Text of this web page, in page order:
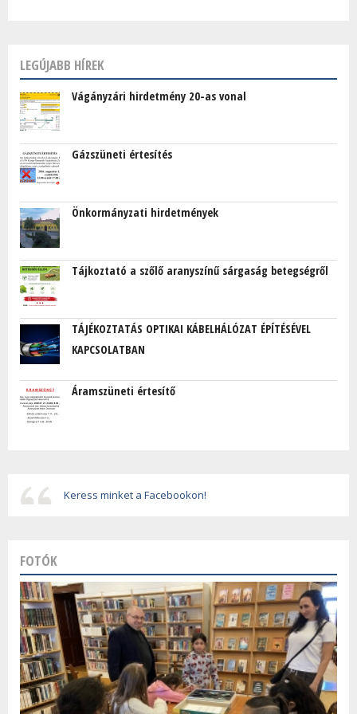
LEGÚJABB HÍREK
Vágányzári hirdetmény 20-as vonal
Gázszüneti értesítés
Önkormányzati hirdetmények
Tájkoztató a szőlő aranyszínű sárgaság betegségről
TÁJÉKOZTATÁS OPTIKAI KÁBELHÁLÓZAT ÉPÍTÉSÉVEL
KAPCSOLATBAN
Áramszüneti értesítő
Keress minket a Facebookon!
FOTÓK